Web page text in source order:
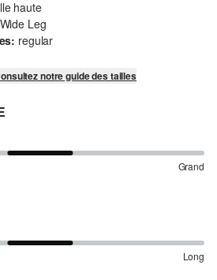
haute
Wide Leg
regular
notre guide des tailles
Grand
Long